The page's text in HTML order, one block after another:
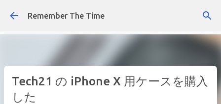
スキップしてメイン コンテンツに移動
Remember The Time
Tech21 の iPhone X 用ケースを購入
した